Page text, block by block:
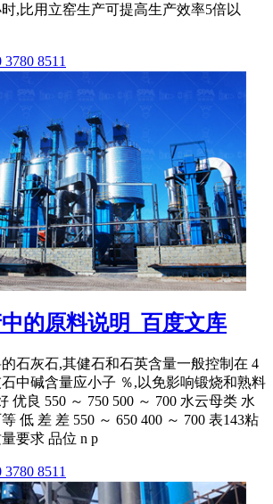
,比用立窑生产可提高生产效率5倍以
8511
的原料说明_百度文库
石灰石,其健石和石英含量一般控制在 4
中碱含量应小子 ％,以免影响锻烧和熟料
优良 550 ～ 750 500 ～ 700 水云母类 水
低 差 差 550 ～ 650 400 ～ 700 表143粘
要求 品位 n p
8511